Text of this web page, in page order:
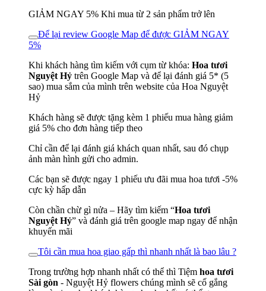
GIẢM NGAY 5% Khi mua từ 2 sản phẩm trở lên
Để lại review Google Map để được GIẢM NGAY
5%
Khi khách hàng tìm kiếm với cụm từ khóa: Hoa tươi
Nguyệt Hỷ trên Google Map và để lại đánh giá 5* (5
sao) mua sắm của mình trên website của Hoa Nguyệt
Hỷ
Khách hàng sẽ được tặng kèm 1 phiếu mua hàng giảm
giá 5% cho đơn hàng tiếp theo
Chỉ cần để lại đánh giá khách quan nhất, sau đó chụp
ảnh màn hình gửi cho admin.
Các bạn sẽ được ngay 1 phiếu ưu đãi mua hoa tươi -5%
cực kỳ hấp dẫn
Còn chần chừ gì nửa – Hãy tìm kiếm “Hoa tươi
Nguyệt Hỷ” và đánh giá trên google map ngay để nhận
khuyến mãi
Tôi cần mua hoa giao gấp thì nhanh nhất là bao lâu ?
Trong trường hợp nhanh nhất có thể thì Tiệm hoa tươi
Sài gòn - Nguyệt Hỷ flowers chúng mình sẽ cố gắng